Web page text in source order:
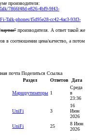
производителя:
7866f48d-e826-4bf9-9f43-
Talk-phones/f5d95e28-cc42-4ac3-93f3-
партии" производителя. А ответ такой же
в соотношении цена/качество, а потом
почта Поделиться Ссылка
Раздел Ответов Дата
Маршрутизаторы 1
Среда
в
23:36
UniFi 3
16
Июн
2026
UniFi 25
8 Июн
2026